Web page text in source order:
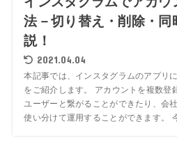
法－切り替え・削除・同
説！
2021.04.04
本記事では、インスタグラムのアプリ
をご紹介します。 アカウントを複数登
ユーザーと繋がることができたり、会
使い分けて運用することができます。